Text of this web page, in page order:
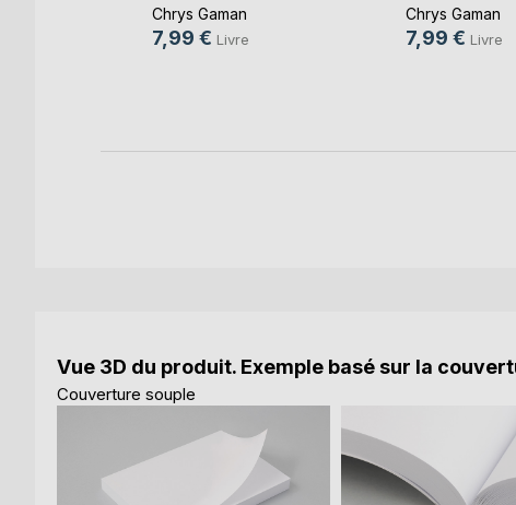
Chrys Gaman
7,99 € Livre
Chrys Gaman
7,99 € Livre
Vue 3D du produit. Exemple basé sur la
Couverture souple